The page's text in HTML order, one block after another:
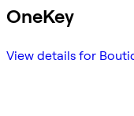
OneKey
View details for